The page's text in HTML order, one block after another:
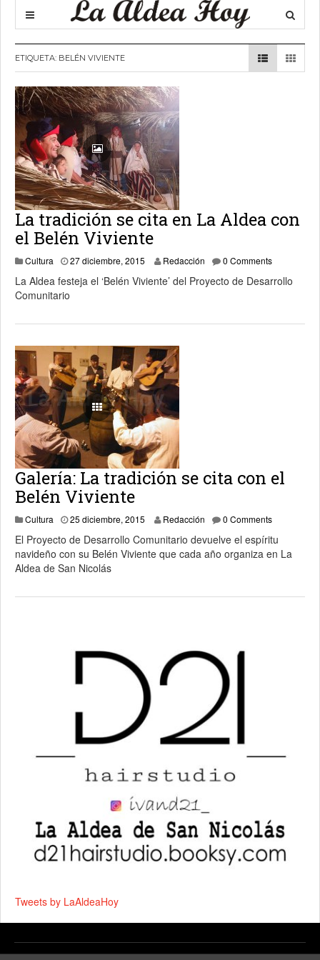
ETIQUETA: BELÉN VIVIENTE
La tradición se cita en La Aldea con
el Belén Viviente
Cultura 27 diciembre, 2015 31 diciembre, 2015
Redacción 0 Comments
La Aldea festeja el ‘Belén Viviente’ del Proyecto de Desarrollo
Comunitario
Galería: La tradición se cita con el
Belén Viviente
Cultura 25 diciembre, 2015 2 febrero, 2016
Redacción 0 Comments
El Proyecto de Desarrollo Comunitario devuelve el espíritu
navideño con su Belén Viviente que cada año organiza en La
Aldea de San Nicolás
Tweets by LaAldeaHoy